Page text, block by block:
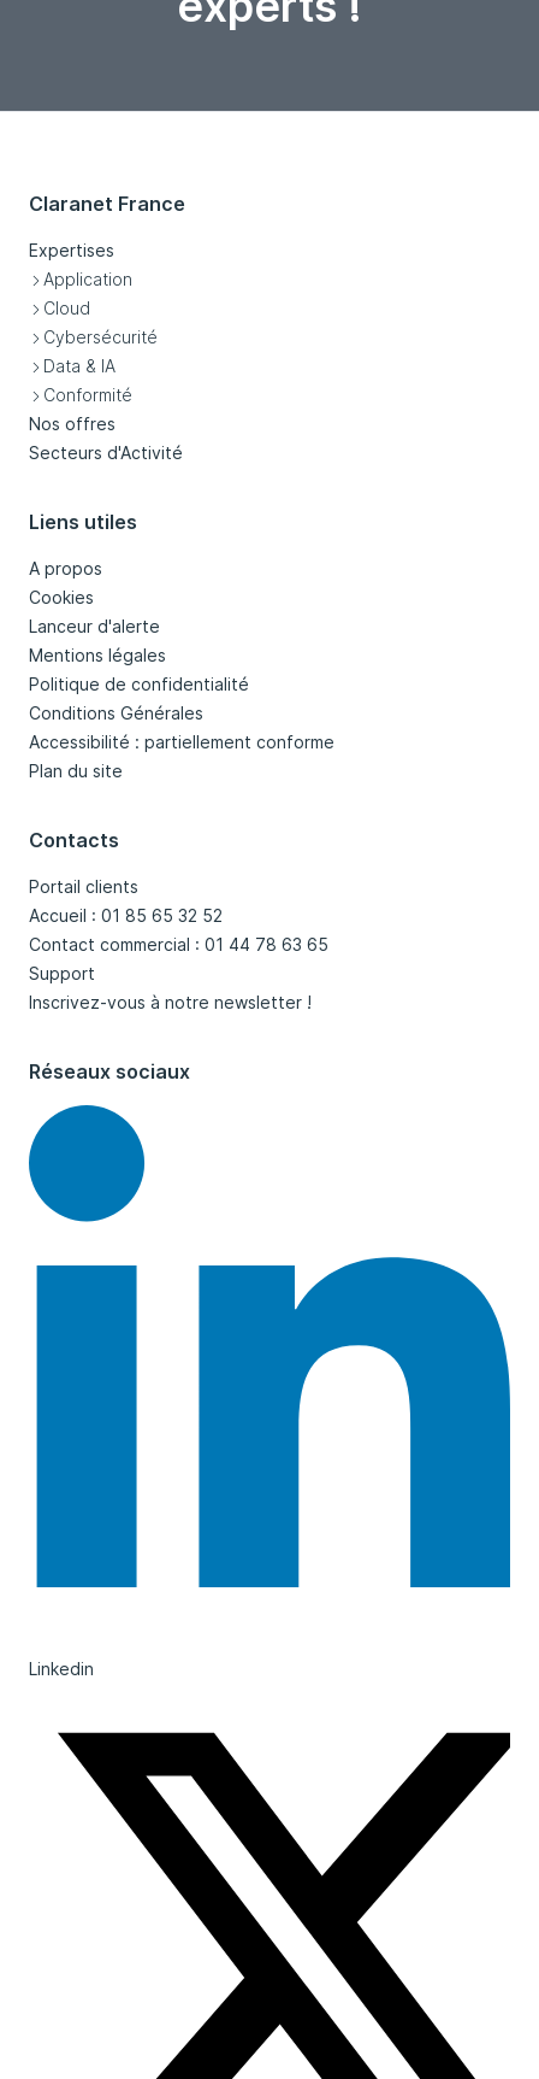
Claranet France
Expertises
Application
Cloud
Cybersécurité
Data & IA
Conformité
Nos offres
Secteurs d'Activité
Liens utiles
A propos
Cookies
Lanceur d'alerte
Mentions légales
Politique de confidentialité
Conditions Générales
Accessibilité : partiellement conforme
Plan du site
Contacts
Portail clients
Accueil : 01 85 65 32 52
Contact commercial : 01 44 78 63 65
Support
Inscrivez-vous à notre newsletter !
Réseaux sociaux
Linkedin